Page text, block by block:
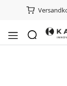
Bildergalerie